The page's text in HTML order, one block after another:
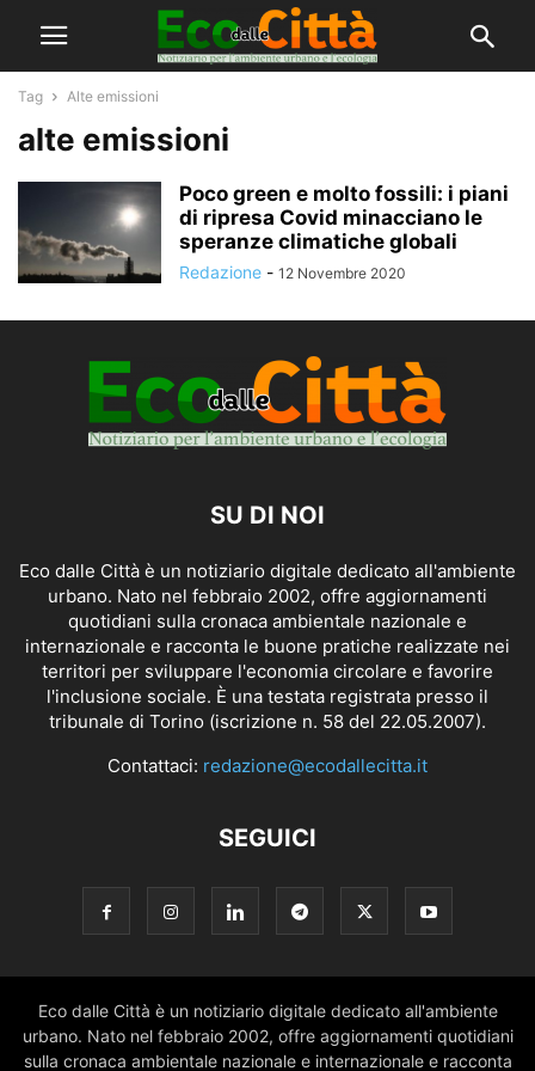
Tag Alte emissioni
alte emissioni
Poco green e molto fossili: i piani
di ripresa Covid minacciano le
speranze climatiche globali
Redazione - 12 Novembre 2020
SU DI NOI
Eco dalle Città è un notiziario digitale dedicato all'ambiente
urbano. Nato nel febbraio 2002, offre aggiornamenti
quotidiani sulla cronaca ambientale nazionale e
internazionale e racconta le buone pratiche realizzate nei
territori per sviluppare l'economia circolare e favorire
l'inclusione sociale. È una testata registrata presso il
tribunale di Torino (iscrizione n. 58 del 22.05.2007).
Contattaci: redazione@ecodallecitta.it
SEGUICI
Eco dalle Città è un notiziario digitale dedicato all'ambiente
urbano. Nato nel febbraio 2002, offre aggiornamenti quotidiani
sulla cronaca ambientale nazionale e internazionale e racconta